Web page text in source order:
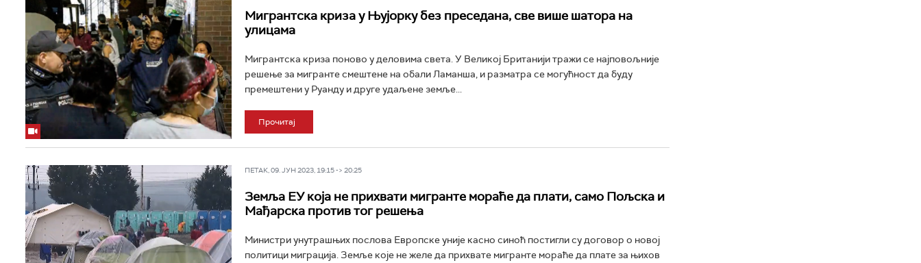
Мигрантска криза у Њујорку без преседана, све више шатора на
улицама
Мигрантска криза поново у деловима света. У Великој Британији тражи се најповољније
решење за мигранте смештене на обали Ламанша, и разматра се могућност да буду
премештени у Руанду и друге удаљене земље...
Прочитај
ПЕТАК, 09. ЈУН 2023, 19:15 -> 20:25
Земља ЕУ која не прихвати мигранте мораће да плати, само Пољска и
Мађарска против тог решења
Министри унутрашњих послова Европске уније касно синоћ постигли су договор о новој
политици миграција. Земље које не желе да прихвате мигранте мораће да плате за њихов